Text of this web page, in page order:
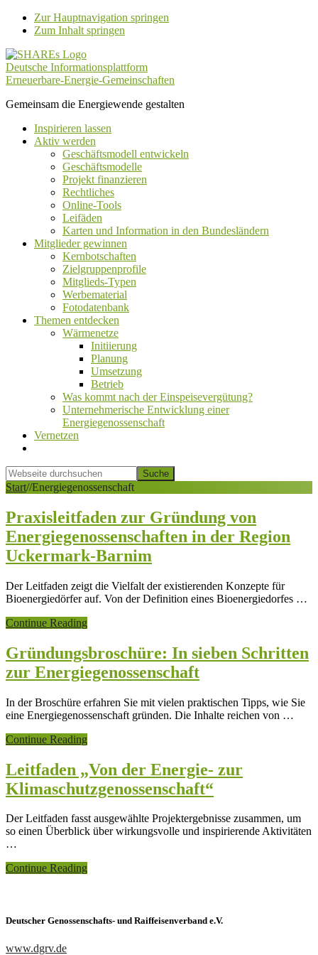
Zur Hauptnavigation springen
Zum Inhalt springen
Deutsche Informationsplattform
Erneuerbare-Energie-Gemeinschaften
Gemeinsam die Energiewende gestalten
Inspirieren lassen
Aktiv werden
Geschäftsmodell entwickeln
Geschäftsmodelle
Projekt finanzieren
Rechtliches
Online-Tools
Leifäden
Karten und Information in den Bundesländern
Mitglieder gewinnen
Kernbotschaften
Zielgruppenprofile
Mitglieds-Typen
Werbematerial
Fotodatenbank
Themen entdecken
Wärmenetze
Initiierung
Planung
Umsetzung
Betrieb
Was kommt nach der Einspeisevergütung?
Unternehmerische Entwicklung einer
Energiegenossenschaft
Vernetzen
Webseite
durchsuchen
Hide
Start//Energiegenossenschaft
Praxisleitfaden zur Gründung von
Energiegenossenschaften in der Region
Uckermark-Barnim
Der Leitfaden zeigt die Vielfalt der existierenden Konzepte für
Bioenergiedörfer auf. Von der Definition eines Bioenergiedorfes …
Continue Reading
Gründung
von
Energiegenossenschaften
der
Region
Uckermark-
Barnim
Gründungsbroschüre: In sieben Schritten
zur Energiegenossenschaft
In der Broschüre erfahren Sie mit vielen praktischen Tipps, wie Sie
eine Energiegenossenschaft gründen. Die Inhalte reichen von …
Continue Reading
sieben
Schritten
zur
Leitfaden „Von der Energie- zur
Klimaschutzgenossenschaft“
Der Leitfaden fasst ausgewählte Projektergebnisse zusammen, um
so einen Überblick über wirkungsvolle und inspirierende Aktivitäten
…
Continue Reading
zur
Deutscher Genossenschafts- und Raiffeisenverband e.V.
www.dgrv.de